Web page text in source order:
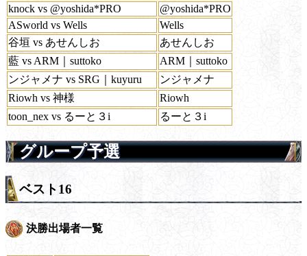
knock vs @yoshida*PRO
@yoshida*PRO
ASworld vs Wells
Wells
谷垣 vs あせんしお
あせんしお
藍 vs ARM｜suttoko
ARM｜suttoko
ンジャメナ vs SRG｜kuyuru
ンジャメナ
Riowh vs 神様
Riowh
toon_nex vs るーと３i
るーと３i
グループ予選
ベスト16
決勝出場者一覧